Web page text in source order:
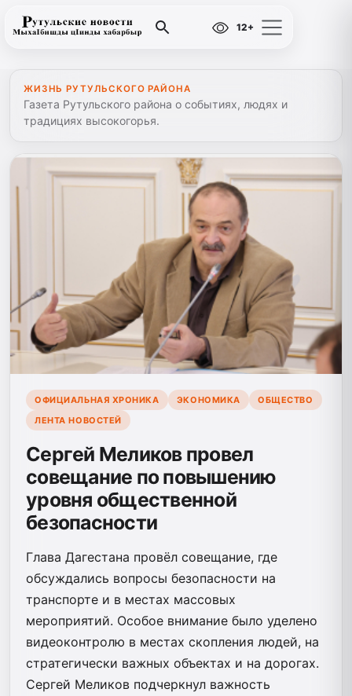
12+
ЖИЗНЬ РУТУЛЬСКОГО РАЙОНА
Газета Рутульского района о событиях, людях и
традициях высокогорья.
ОФИЦИАЛЬНАЯ ХРОНИКА ЭКОНОМИКА
ОБЩЕСТВО
ЛЕНТА НОВОСТЕЙ
Сергей Меликов провел
совещание по повышению
уровня общественной
безопасности
Глава Дагестана провёл совещание, где
обсуждались вопросы безопасности на
транспорте и в местах массовых
мероприятий. Особое внимание было уделено
видеоконтролю в местах скопления людей, на
стратегически важных объектах и на дорогах.
Сергей Меликов подчеркнул важность